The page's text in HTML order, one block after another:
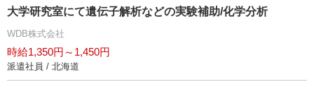
大学研究室にて遺伝子解析などの実験補助/化学分析
WDB株式会社
時給1,350円～1,450円
派遣社員 / 北海道